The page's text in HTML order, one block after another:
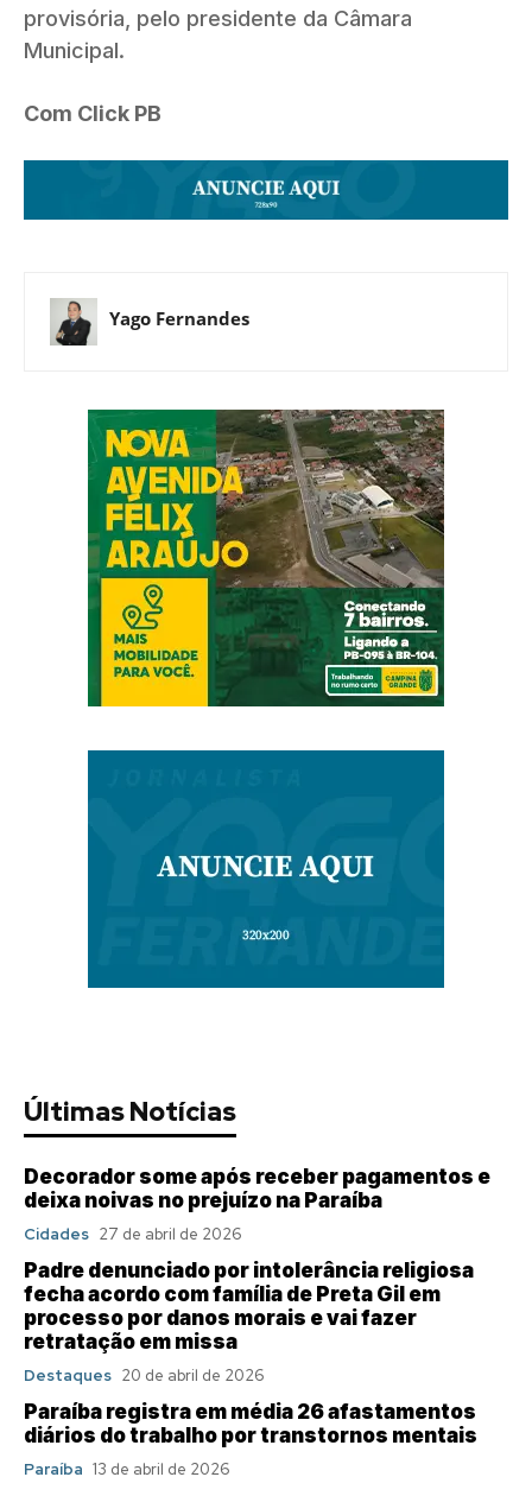
provisória, pelo presidente da Câmara
Municipal.
Com Click PB
Yago Fernandes
Últimas Notícias
Decorador some após receber pagamentos e
deixa noivas no prejuízo na Paraíba
Cidades 27 de abril de 2026
Padre denunciado por intolerância religiosa
fecha acordo com família de Preta Gil em
processo por danos morais e vai fazer
retratação em missa
Destaques 20 de abril de 2026
Paraíba registra em média 26 afastamentos
diários do trabalho por transtornos mentais
Paraíba 13 de abril de 2026